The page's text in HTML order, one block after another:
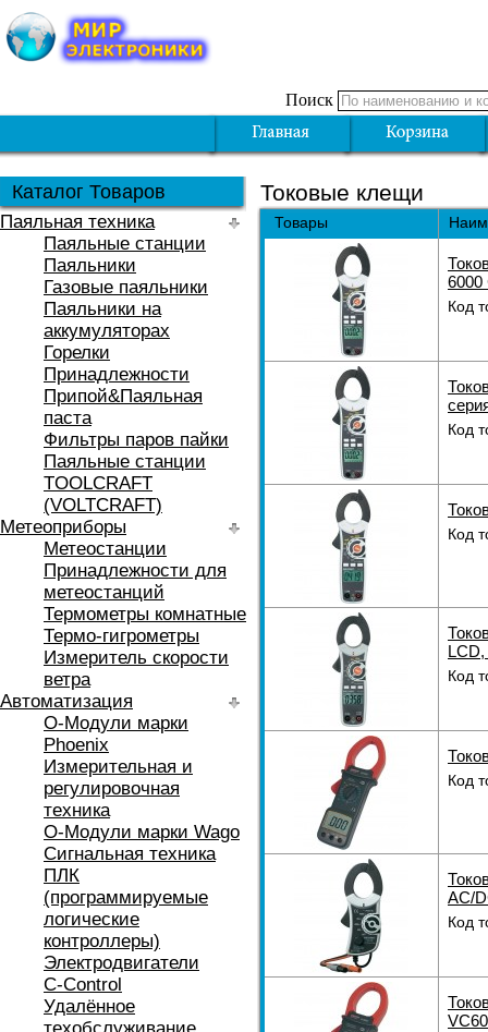
Поиск
Каталог Товаров
Паяльная техника
Паяльные станции
Паяльники
Газовые паяльники
Паяльники на
аккумуляторах
Горелки
Принадлежности
Припой&Паяльная
паста
Фильтры паров пайки
Паяльные станции
TOOLCRAFT
(VOLTCRAFT)
Метеоприборы
Метеостанции
Принадлежности для
метеостанций
Термометры комнатные
Термо-гигрометры
Измеритель скорости
ветра
Автоматизация
O-Модули марки
Phoenix
Измерительная и
регулировочная
техника
O-Модули марки Wago
Сигнальная техника
ПЛК
(программируемые
логические
контроллеры)
Электродвигатели
C-Control
Удалённое
Токовые клещи
Товары
6000
Код
Код
Код
Код
Код
AC/
Код